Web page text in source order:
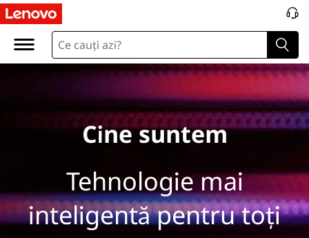
W
h
W
e
Cine suntem
Tehnologie mai
inteligentă pentru toți